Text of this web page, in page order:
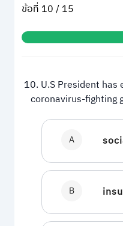
ข้อที่ 10 / 15
10. U.S President
coronavirus-fighting
A
B